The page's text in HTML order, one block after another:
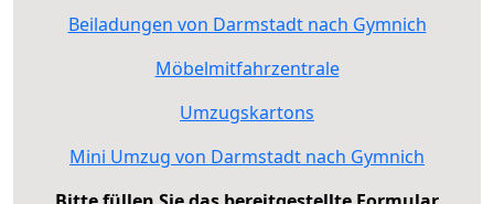
Beiladungen von Darmstadt nach Gymnich
Möbelmitfahrzentrale
Umzugskartons
Mini Umzug von Darmstadt nach Gymnich